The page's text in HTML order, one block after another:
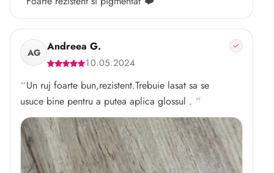
AG Andreea G.
10.05.2024
Un ruj foarte bun,rezistent.Trebuie lasat sa se
usuce bine pentru a putea aplica glossul .